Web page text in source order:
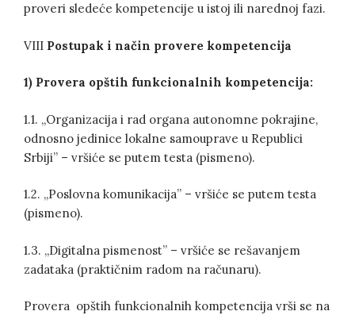
proveri sledeće kompetencije u istoj ili narednoj fazi.
VIII Postupak i način provere kompetencija
1) Provera opštih funkcionalnih kompetencija:
1.1. „Organizacija i rad organa autonomne pokrajine,
odnosno jedinice lokalne samouprave u Republici
Srbiji” – vršiće se putem testa (pismeno).
1.2. „Poslovna komunikacija” – vršiće se putem testa
(pismeno).
1.3. „Digitalna pismenost” – vršiće se rešavanjem
zadataka (praktičnim radom na računaru).
Provera opštih funkcionalnih kompetencija vrši se na